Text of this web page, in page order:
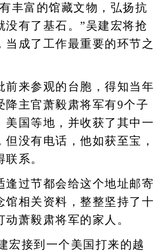
丰富的馆藏文物，弘扬抗
没有了基石。”吴建宏将抢
当成了工作最重要的环节之
前来参观的台胞，得知当年
降主官萧毅肃将军有9个子
美国等地，并收获了其中一
没有电话，他如获至宝，
系。
逢过节都会给这个地址邮寄
馆相关资料，整整坚持了十
萧毅肃将军的家人。
宏接到一个美国打来的越